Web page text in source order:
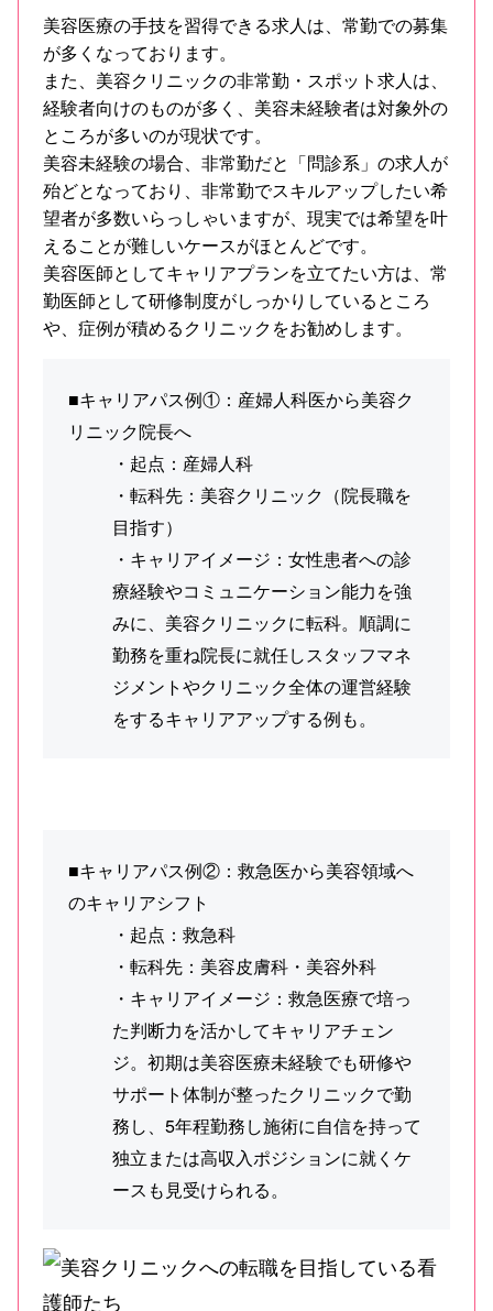
美容医療の手技を習得できる求人は、常勤での募集
が多くなっております。
また、美容クリニックの非常勤・スポット求人は、
経験者向けのものが多く、美容未経験者は対象外の
ところが多いのが現状です。
美容未経験の場合、非常勤だと「問診系」の求人が
殆どとなっており、非常勤でスキルアップしたい希
望者が多数いらっしゃいますが、現実では希望を叶
えることが難しいケースがほとんどです。
美容医師としてキャリアプランを立てたい方は、常
勤医師として研修制度がしっかりしているところ
や、症例が積めるクリニックをお勧めします。
■キャリアパス例①：産婦人科医から美容ク
リニック院長へ
・起点：産婦人科
・転科先：美容クリニック（院長職を
目指す）
・キャリアイメージ：女性患者への診
療経験やコミュニケーション能力を強
みに、美容クリニックに転科。順調に
勤務を重ね院長に就任しスタッフマネ
ジメントやクリニック全体の運営経験
をするキャリアアップする例も。
■キャリアパス例②：救急医から美容領域へ
のキャリアシフト
・起点：救急科
・転科先：美容皮膚科・美容外科
・キャリアイメージ：救急医療で培っ
た判断力を活かしてキャリアチェン
ジ。初期は美容医療未経験でも研修や
サポート体制が整ったクリニックで勤
務し、5年程勤務し施術に自信を持って
独立または高収入ポジションに就くケ
ースも見受けられる。